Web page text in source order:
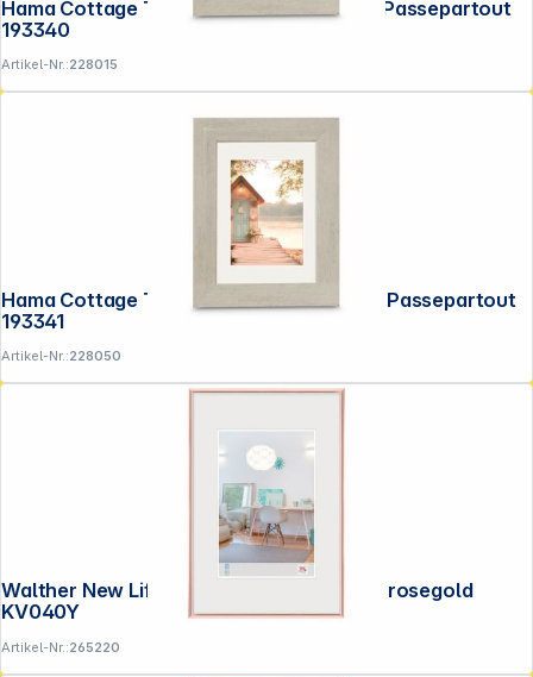
Hama Cottage Taupe 15x20 Kunstst.inkl.Passepartout
193340
Artikel-Nr.:228015
Hama Cottage Taupe 20x30 Kunstst.inkl.Passepartout
193341
Artikel-Nr.:228050
Walther New Lifestyle 30x40 Kunststoff rosegold
KV040Y
Artikel-Nr.:265220
Alle Preise exkl. gesetzl. Mehrwertsteuer zzgl.